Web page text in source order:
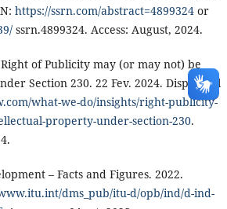
https://ssrn.com/abstract=4899324or
ssrn.4899324. Access: August, 2024.
of Publicity may (or may not) be
Section 230. 22 Fev. 2024. Disponível
what-we-do/insights/right-publicity-
property-under-section-230.
– Facts and Figures. 2022.
dms_pub/itu-d/opb/ind/d-ind-